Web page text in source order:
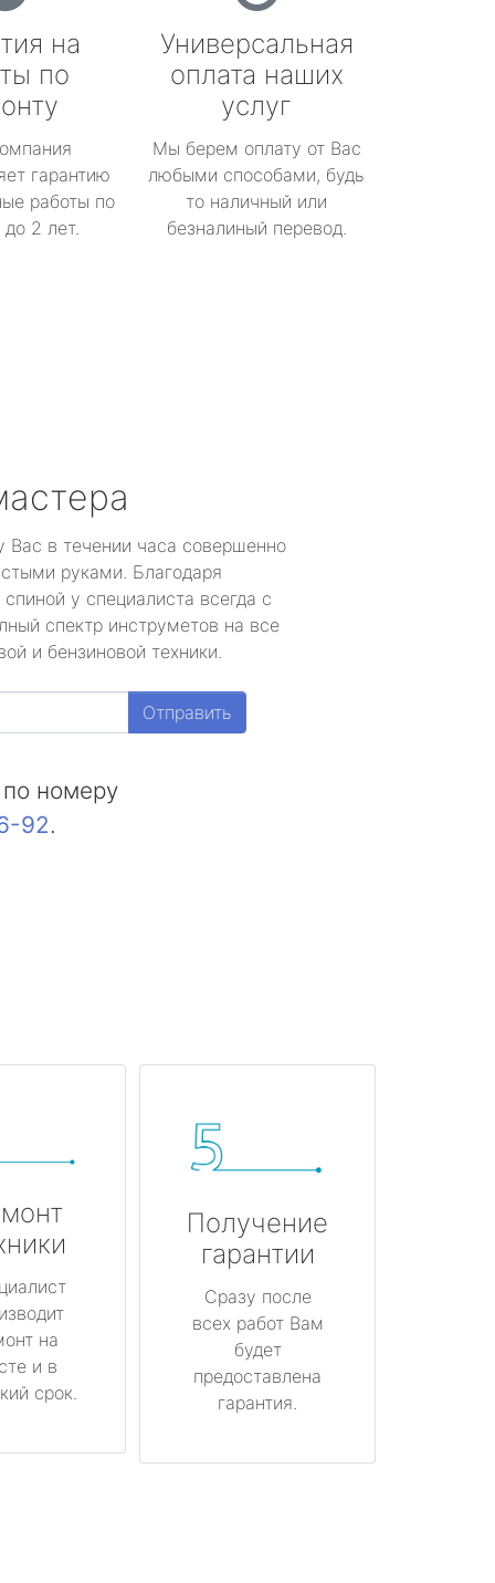
на
по
гарантию
работы по
2 лет.
Универсальная
оплата наших
услуг
Мы берем оплату от Вас
любыми способами, будь
то наличный или
безналиный перевод.
Вас в течении часа совершенно
руками. Благодаря
у специалиста всегда с
спектр инструметов на все
и бензиновой техники.
Отправить
номеру
92.
на
и в
срок.
Получение
гарантии
Сразу после
всех работ Вам
будет
предоставлена
гарантия.